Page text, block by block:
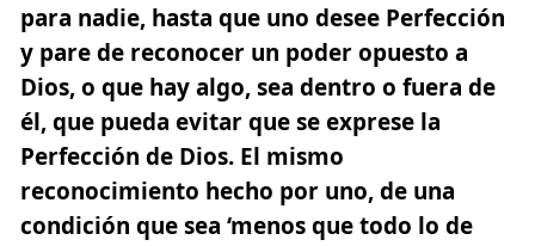
para nadie, hasta que uno desee Perfección
y pare de reconocer un poder opuesto a
Dios, o que hay algo, sea dentro o fuera de
él, que pueda evitar que se exprese la
Perfección de Dios. El mismo
reconocimiento hecho por uno, de una
condición que sea ‘menos que todo lo de